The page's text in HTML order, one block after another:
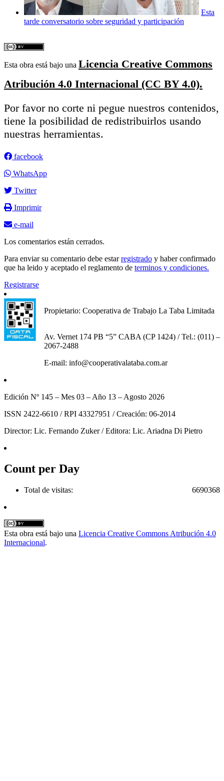
Esta
tarde conversatorio sobre seguridad y participación
Esta obra está bajo una Licencia Creative Commons
Atribución 4.0 Internacional (CC BY 4.0).
Por favor no corte ni pegue nuestros contenidos,
tiene la posibilidad de redistribuirlos usando
nuestras herramientas.
facebook
WhatsApp
Twitter
Imprimir
e-mail
Los comentarios están cerrados.
Para enviar su comentario debe estarregistrado y haber confirmado
que ha leido y aceptado el reglamento de terminos y condiciones.
Registrarse
Propietario: Cooperativa de Trabajo La Taba Limitada
Av. Vernet 174 PB “5” CABA (CP 1424) / Tel.: (011) –
2067-2488
E-mail: info@cooperativalataba.com.ar
Edición Nº 145 – Mes 03 – Año 13 – Agosto 2026
ISSN 2422-6610 / RPI 43327951 / Creación: 06-2014
Director: Lic. Fernando Zuker / Editora: Lic. Ariadna Di Pietro
Count per Day
6690368
Total de visitas:
Esta obra está bajo una Licencia Creative Commons Atribución 4.0
Internacional.